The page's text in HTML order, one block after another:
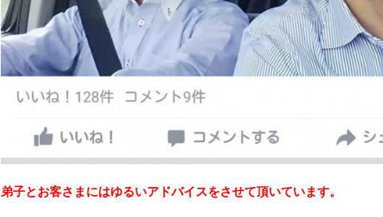
弟子とお客さまにはゆるいアドバイスをさせて頂いています。